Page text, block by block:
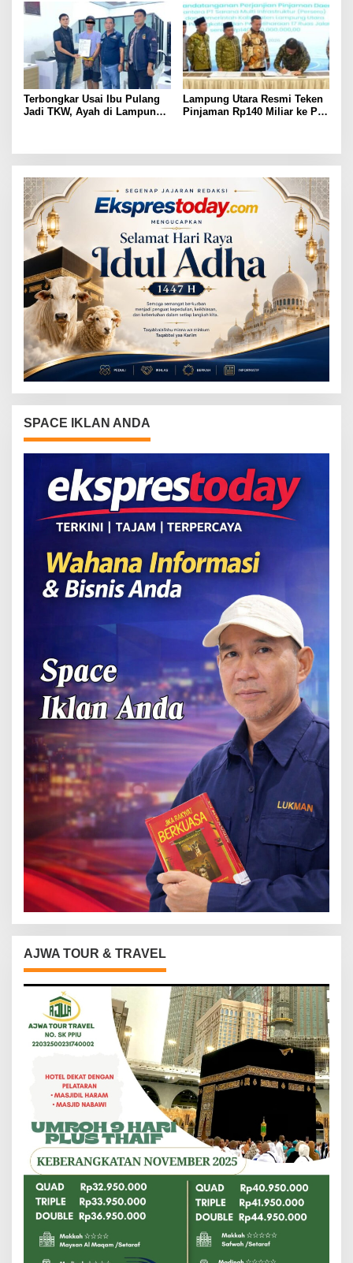
Bertahun-tahun
Terbongkar Usai Ibu Pulang
Jadi TKW, Ayah di Lampung
Lampung Utara Resmi Teken
Pinjaman Rp140 Miliar ke PT
SPACE IKLAN ANDA
AJWA TOUR & TRAVEL